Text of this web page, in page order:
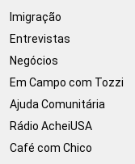
Imigração
Entrevistas
Negócios
Em Campo com Tozzi
Ajuda Comunitária
Rádio AcheiUSA
Café com Chico